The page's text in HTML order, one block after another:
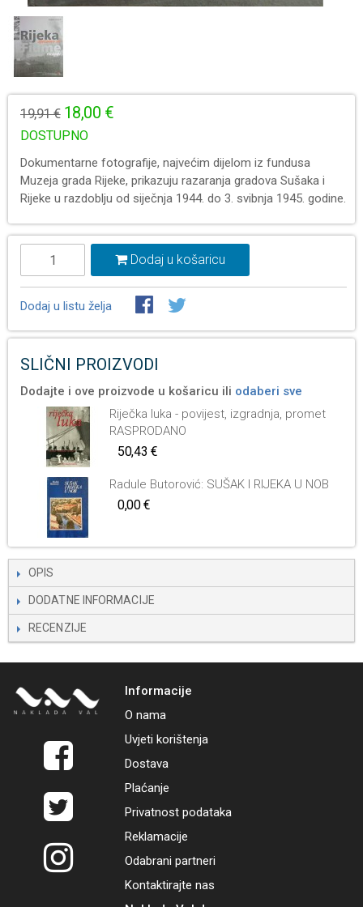
19,91 € 18,00 €
DOSTUPNO
Dokumentarne fotografije, najvećim dijelom iz fundusa
Muzeja grada Rijeke, prikazuju razaranja gradova Sušaka i
Rijeke u razdoblju od siječnja 1944. do 3. svibnja 1945. godine.
Dodaj u košaricu
Dodaj u listu želja
SLIČNI PROIZVODI
Dodajte i ove proizvode u košaricu ili odaberi sve
Riječka luka - povijest, izgradnja, promet
RASPRODANO
50,43 €
Radule Butorović: SUŠAK I RIJEKA U NOB
0,00 €
OPIS
DODATNE INFORMACIJE
RECENZIJE
Informacije
O nama
Uvjeti korištenja
Dostava
Plaćanje
Privatnost podataka
Reklamacije
Odabrani partneri
Kontaktirajte nas